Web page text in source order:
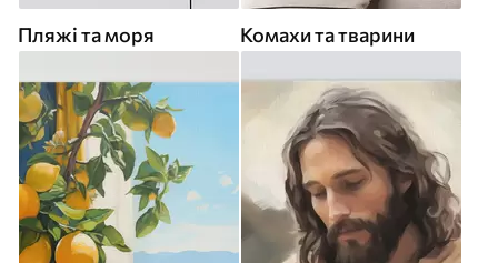
Пляжі та моря Комахи та тварини